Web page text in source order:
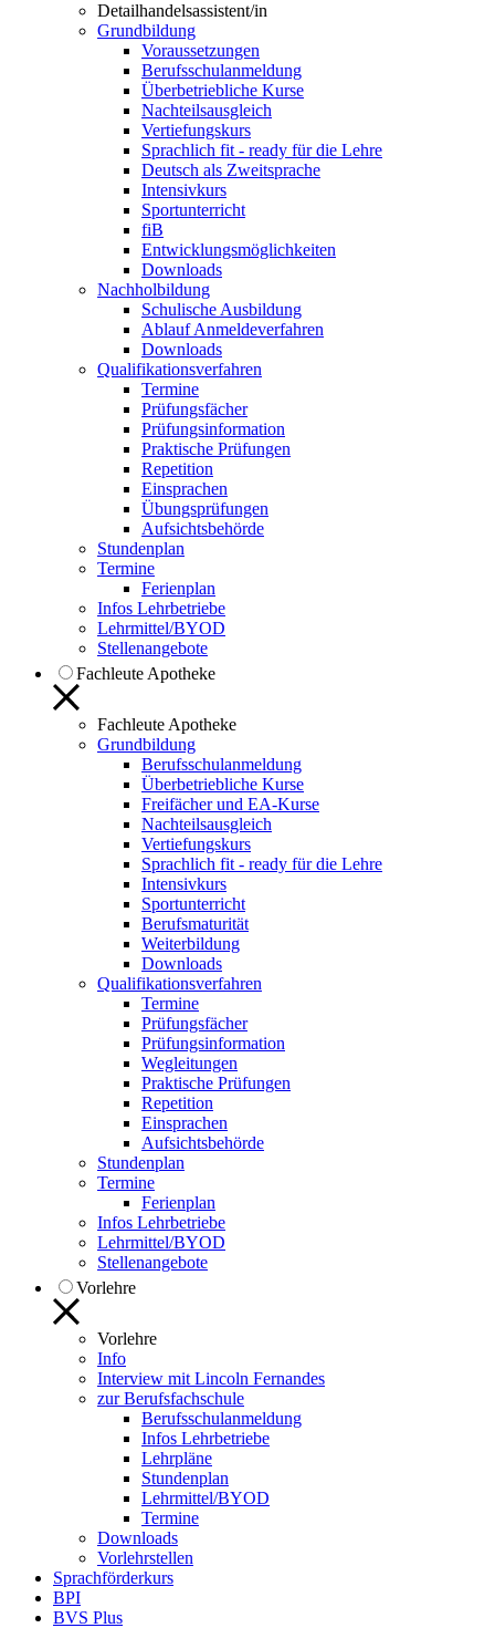
Detailhandelsassistent/in
Grundbildung
Voraussetzungen
Berufsschulanmeldung
Überbetriebliche Kurse
Nachteilsausgleich
Vertiefungskurs
Sprachlich fit - ready für die Lehre
Deutsch als Zweitsprache
Intensivkurs
Sportunterricht
fiB
Entwicklungsmöglichkeiten
Downloads
Nachholbildung
Schulische Ausbildung
Ablauf Anmeldeverfahren
Downloads
Qualifikationsverfahren
Termine
Prüfungsfächer
Prüfungsinformation
Praktische Prüfungen
Repetition
Einsprachen
Übungsprüfungen
Aufsichtsbehörde
Stundenplan
Termine
Ferienplan
Infos Lehrbetriebe
Lehrmittel/BYOD
Stellenangebote
Fachleute Apotheke
Fachleute Apotheke
Grundbildung
Berufsschulanmeldung
Überbetriebliche Kurse
Freifächer und EA-Kurse
Nachteilsausgleich
Vertiefungskurs
Sprachlich fit - ready für die Lehre
Intensivkurs
Sportunterricht
Berufsmaturität
Weiterbildung
Downloads
Qualifikationsverfahren
Termine
Prüfungsfächer
Prüfungsinformation
Wegleitungen
Praktische Prüfungen
Repetition
Einsprachen
Aufsichtsbehörde
Stundenplan
Termine
Ferienplan
Infos Lehrbetriebe
Lehrmittel/BYOD
Stellenangebote
Vorlehre
Vorlehre
Info
Interview mit Lincoln Fernandes
zur Berufsfachschule
Berufsschulanmeldung
Infos Lehrbetriebe
Lehrpläne
Stundenplan
Lehrmittel/BYOD
Termine
Downloads
Vorlehrstellen
Sprachförderkurs
BPI
BVS Plus